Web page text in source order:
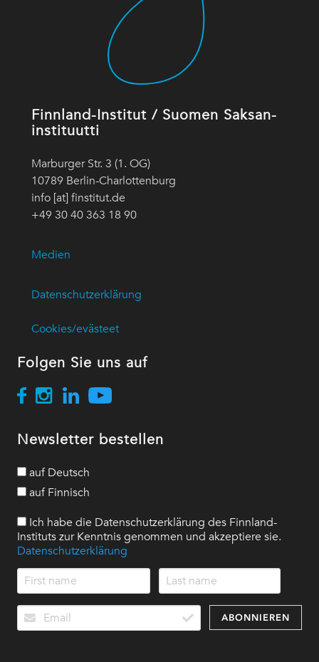
Finnland-Institut / Suomen Saksan-
instituutti
Marburger Str. 3 (1. OG)
10789 Berlin-Charlottenburg
info [at] finstitut.de
+49 30 40 363 18 90
Medien
Datenschutzerklärung
Cookies/evästeet
Folgen Sie uns auf
Newsletter bestellen
auf Deutsch
auf Finnisch
Ich habe die Datenschutzerklärung des Finnland-
Instituts zur Kenntnis genommen und akzeptiere sie.
Datenschutzerklärung
ABONNIEREN